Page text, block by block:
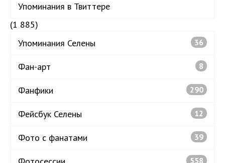
Упоминания в Твиттере
(1 885)
Упоминания Селены
36
Фан-арт 8
Фанфики 290
Фейсбук Селены 12
Фото с фанатами 39
558